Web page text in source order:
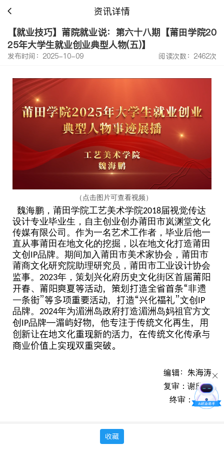
资讯详情
【就业技巧】莆院就业说：第六十八期【莆田学院20
25年大学生就业创业典型人物(五)】
发布时间：2025-10-09 阅读次数：2462次
（点击图片可查看视频）
魏海鹏，莆田学院工艺美术学院2018届视觉传达
设计专业毕业生，自主创业创办莆田市岚渊堂文化
传媒有限公司。作为一名艺术工作者，毕业后他一
直从事莆田在地文化的挖掘，以在地文化打造莆田
文创 IP品牌。期间加入莆田市美术家协会，莆田市
莆商文化研究院助理研究员，莆田市工业设计协会
监事。 2023年，策划兴化府历史文化街区首届莆阳
开春、莆阳爽夏等活动，策划打造全省首条“非遗
一条街”等多项重要活动，打造“兴化福礼”文创 IP
品牌。 2024年为湄洲岛政府打造湄洲岛妈祖官方文
创 IP品牌—湄屿好物，他专注于传统文化再生，用
创新让在地文化重现新的活力，在传统文化传承与
商业价值上实现双重突破。
编辑：朱海涛
复审：谢欣烨
终审： 陈晨
收藏